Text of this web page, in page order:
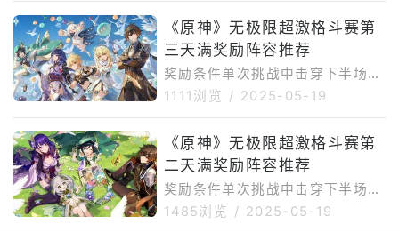
娜、闲云瓦雷莎、玛薇卡、芙宁
娜、希诺宁关卡攻略在关卡选择界
面可以选择难度，极难才能获得曜
金评价。
龙武士·破空轰动、突角龙、水/雷
丘丘萨满、熔岩游像·流燃体阵容
推荐※大本营的BOSS血量较多，
建议按照自己的练度选择最强阵
容，可以通过食物获得增益效果玛
玛拉妮、香菱、砂糖、久岐忍关卡
攻略第一关的战斗方面尽量多触发
蒸发反应以激活增益效果。首先从
大
《原神》无极限超激格斗赛第
三天满奖励阵容推荐
奖励条件单次挑战中击穿下半场强
敌生命值5/40/200/900次敌人阵
场】提升支持率，为下半场的战斗
获得可叠加的增益。地脉异常：队
伍中所有角色被施加「侵蚀」状
态，持续损失生命值。在击倒敌人
后的一段时间内，角色每秒将恢复
1111浏览 / 2025-05-19
《原神》无极限超激格斗赛第
二天满奖励阵容推荐
奖励条件单次挑战中击穿下半场强
敌生命值5/40/200/900次敌人阵
1485浏览 / 2025-05-19